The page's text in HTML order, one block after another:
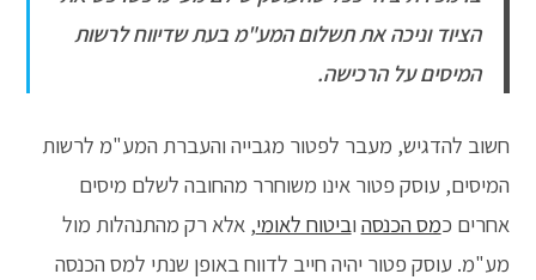
הציוד וניכה את תשלום המע"מ בעת שדיווח לרשות
המיסים על הרכישה.
חשוב להדגיש, מעבר לפטור מגבייה והעברת המע"מ לרשות
המיסים, עוסק פטור אינו משוחרר מהחובה לשלם מיסים
אחרים כמס הכנסה וביטוח לאומי, אלא רק מהתנהלות מול
מע"מ. עוסק פטור יהיה חייב לדווח באופן שנתי למס הכנסה